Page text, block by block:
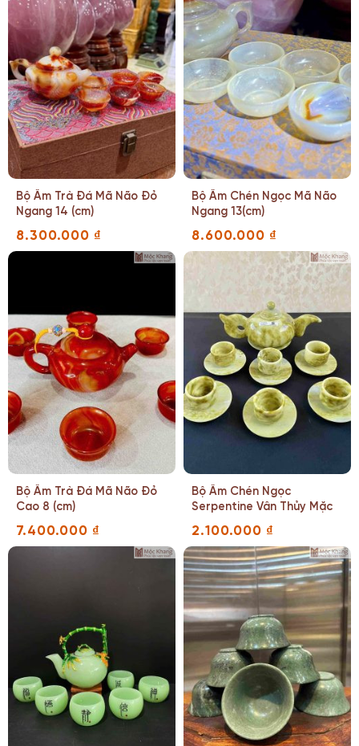
Bộ Ấm Trà Đá Mã Não Đỏ
Ngang 14 (cm)
8.300.000 ₫
Bộ Ấm Chén Ngọc Mã Não
Ngang 13(cm)
8.600.000 ₫
Bộ Ấm Trà Đá Mã Não Đỏ
Cao 8 (cm)
7.400.000 ₫
Bộ Ấm Chén Ngọc
Serpentine Vân Thủy Mặc
2.100.000 ₫